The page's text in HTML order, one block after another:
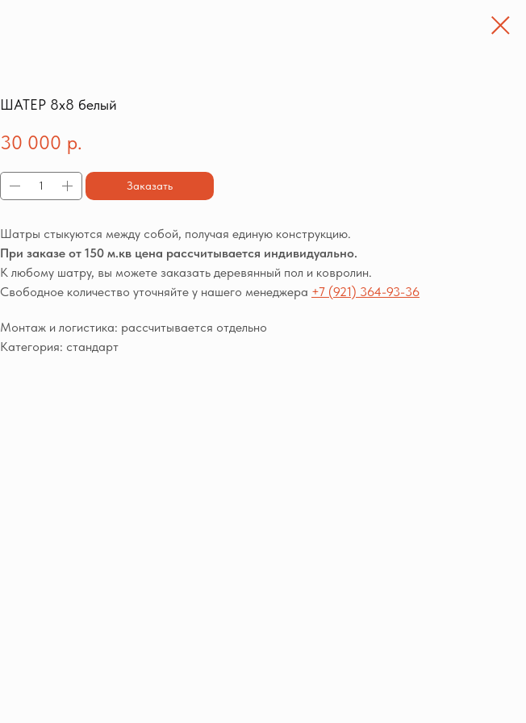
ШАТЕР 8х8 белый
30 000 р.
Заказать
Шатры стыкуются между собой, получая единую конструкцию.
При заказе от 150 м.кв цена рассчитывается индивидуально.
К любому шатру, вы можете заказать деревянный пол и ковролин.
Свободное количество уточняйте у нашего менеджера +7 (921) 364-93-36
Монтаж и логистика: рассчитывается отдельно
Категория: стандарт